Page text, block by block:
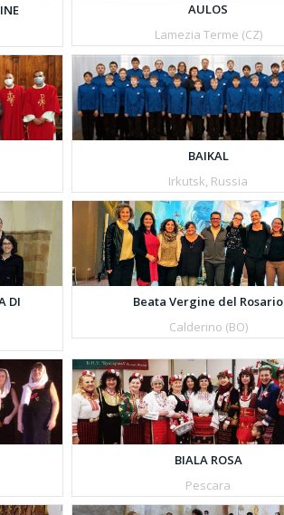
AULOS
Lamezia Terme (CZ)
BAIKAL
Irkutsk, Russia
DI
Beata Vergine del Rosario
Calderino (BO)
BIALA ROSA
Pescara